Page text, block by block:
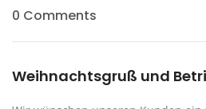
0 Comments
Weihnachtsgruß und